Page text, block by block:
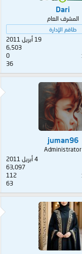
Dari
المشرف العام
طاقم الإدارة
19 أبريل 2011
6,503
0
36
juman96
Administrator
4 أبريل 2011
63,097
112
63